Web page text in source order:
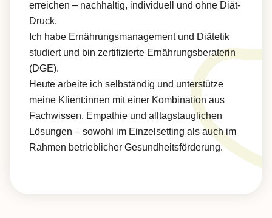
erreichen – nachhaltig, individuell und ohne Diät-
Druck.
Ich habe Ernährungsmanagement und Diätetik
studiert und bin zertifizierte Ernährungsberaterin
(DGE).
Heute arbeite ich selbständig und unterstütze
meine Klient:innen mit einer Kombination aus
Fachwissen, Empathie und alltagstauglichen
Lösungen – sowohl im Einzelsetting als auch im
Rahmen betrieblicher Gesundheitsförderung.